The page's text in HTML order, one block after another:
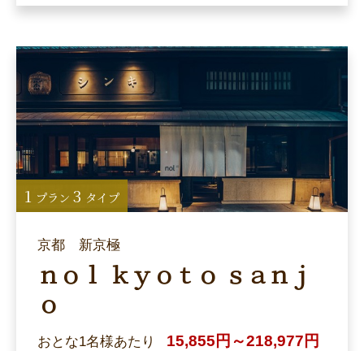
京都 新京極
ｎｏｌ ｋｙｏｔｏ ｓａｎｊ
ｏ
おとな1名様あたり
15,855円～218,977円
1 プラン 3 タイプ